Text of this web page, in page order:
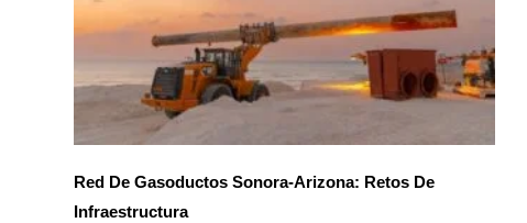
Red De Gasoductos Sonora-Arizona: Retos De
Infraestructura